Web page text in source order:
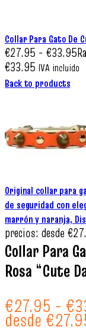
Collar Para Gato De
€27.95 - €33.95
€33.95 IVA incluido
Back to products
Original collar para
de seguridad con
marrón y naranja,
precios: desde
Collar Para
Rosa “Cute
€27.95 - €
desde